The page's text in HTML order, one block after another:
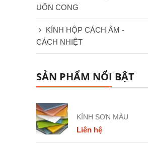
UỐN CONG
KÍNH HỘP CÁCH ÂM -
CÁCH NHIỆT
SẢN PHẨM NỔI BẬT
KÍNH SƠN MÀU
Liên hệ